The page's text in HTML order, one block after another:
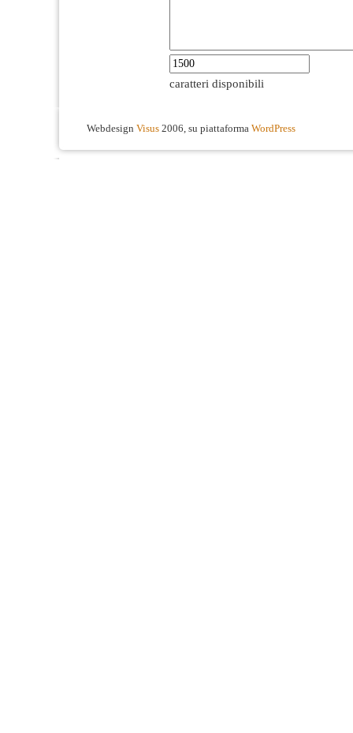
caratteri disponibili
Webdesign Visus 2006, su piattaforma WordPress